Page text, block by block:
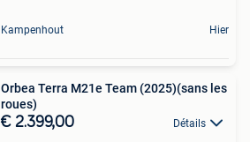
Kampenhout Hier
Orbea Terra M21e Team (2025)(sans les
roues)
€ 2.399,00 Détails